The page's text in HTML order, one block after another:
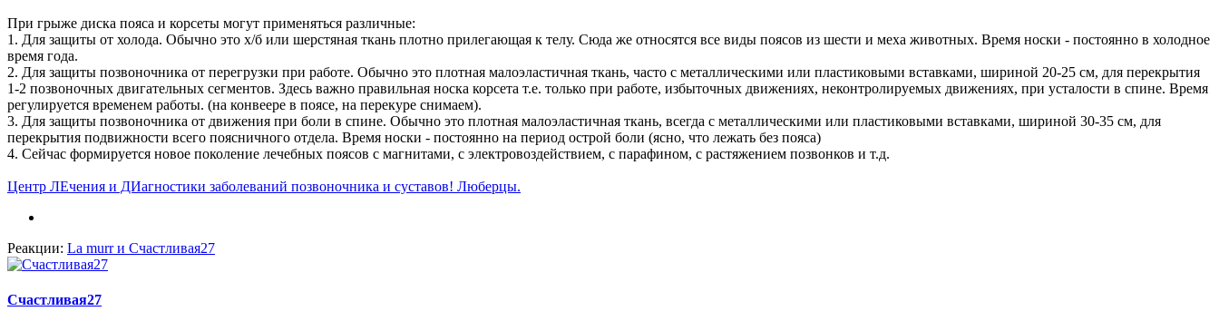
При грыже диска пояса и корсеты могут применяться различные:
1. Для защиты от холода. Обычно это х/б или шерстяная ткань плотно прилегающая к телу. Сюда же относятся все виды поясов из шести и меха животных. Время носки - постоянно в холодное
время года.
2. Для защиты позвоночника от перегрузки при работе. Обычно это плотная малоэластичная ткань, часто с металлическими или пластиковыми вставками, шириной 20-25 см, для перекрытия
1-2 позвоночных двигательных сегментов. Здесь важно правильная носка корсета т.е. только при работе, избыточных движениях, неконтролируемых движениях, при усталости в спине. Время
регулируется временем работы. (на конвеере в поясе, на перекуре снимаем).
3. Для защиты позвоночника от движения при боли в спине. Обычно это плотная малоэластичная ткань, всегда с металлическими или пластиковыми вставками, шириной 30-35 см, для
перекрытия подвижности всего поясничного отдела. Время носки - постоянно на период острой боли (ясно, что лежать без пояса)
4. Сейчас формируется новое поколение лечебных поясов с магнитами, с электровоздействием, с парафином, с растяжением позвонков и т.д.
Центр ЛЕчения и ДИагностики заболеваний позвоночника и суставов! Люберцы.
Реакции: La murrи Счастливая27
Счастливая27